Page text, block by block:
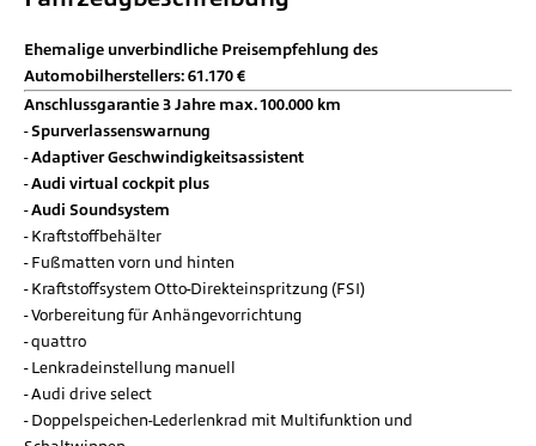
Ehemalige unverbindliche Preisempfehlung des
Automobilherstellers: 61.170 €
Anschlussgarantie 3 Jahre max. 100.000 km
Spurverlassenswarnung
Adaptiver Geschwindigkeitsassistent
Audi virtual cockpit plus
Audi Soundsystem
Kraftstoffbehälter
Fußmatten vorn und hinten
Kraftstoffsystem Otto-Direkteinspritzung (FSI)
Vorbereitung für Anhängevorrichtung
quattro
Lenkradeinstellung manuell
Audi drive select
Doppelspeichen-Lederlenkrad mit Multifunktion und